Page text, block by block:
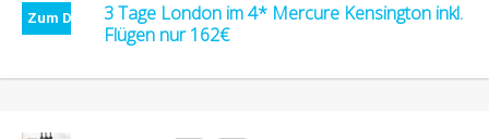
Zum Deal
3 Tage London im 4* Mercure Kensington inkl.
Flügen nur 162€